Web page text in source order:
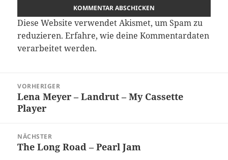
Diese Website verwendet Akismet, um Spam zu
reduzieren.Erfahre, wie deine Kommentardaten
verarbeitet werden.
VORHERIGER
Vorheriger
Beitrag:
Lena Meyer – Landrut – My Cassette
Player
NÄCHSTER
Nächster
The Long Road – Pearl Jam